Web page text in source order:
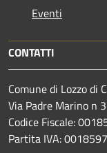
Eventi
CONTATTI
Comune di Lozzo di
Via Padre Marino n
Codice Fiscale:
Partita IVA: